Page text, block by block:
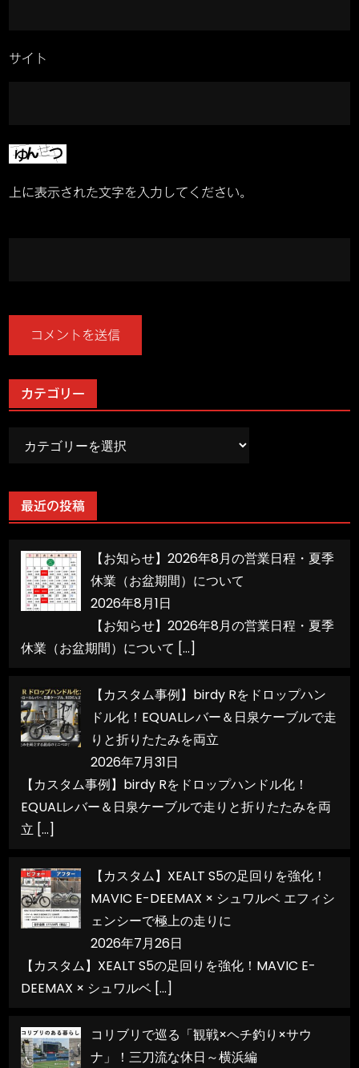
サイト
上に表示された文字を入力してください。
カテゴリー
リ
ー
最近の投稿
【お知らせ】2026年8月の営業日程・夏季
休業（お盆期間）について
2026年8月1日
【お知らせ】2026年8月の営業日程・夏季
休業（お盆期間）について […]
【カスタム事例】birdy Rをドロップハン
ドル化！EQUALレバー＆日泉ケーブルで走
りと折りたたみを両立
2026年7月31日
【カスタム事例】birdy Rをドロップハンドル化！
EQUALレバー＆日泉ケーブルで走りと折りたたみを両
立 […]
【カスタム】XEALT S5の足回りを強化！
MAVIC E-DEEMAX × シュワルベ エフィシ
ェンシーで極上の走りに
2026年7月26日
【カスタム】XEALT S5の足回りを強化！MAVIC E-
DEEMAX × シュワルベ […]
コリブリで巡る「観戦×ヘチ釣り×サウ
ナ」！三刀流な休日～横浜編